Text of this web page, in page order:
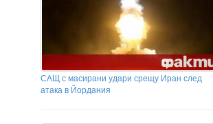
САЩ с масирани удари срещу Иран след
атака в Йордания